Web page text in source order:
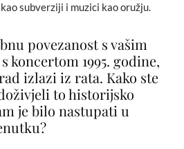
subverziji i muzici kao oružju.
povezanost s vašim
koncertom 1995. godine,
izlazi iz rata. Kako ste
to historijsko
je bilo nastupati u